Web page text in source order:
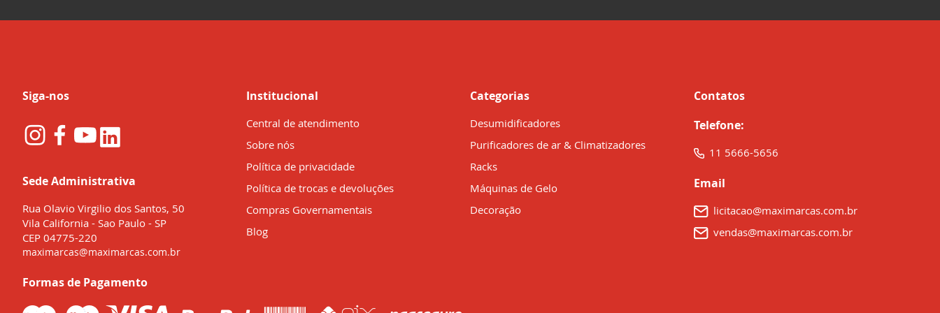
Siga-nos
Sede Administrativa
Rua Olavio Virgilio dos Santos, 50
Vila California - Sao Paulo - SP
CEP 04775-220
maximarcas@maximarcas.com.br
Institucional
Central de atendimento
Sobre nós
Política de privacidade
Política de trocas e devoluções
Compras Governamentais
Blog
Categorias
Desumidificadores
Purificadores de ar & Climatizadores
Racks
Máquinas de Gelo
Decoração
Contatos
Telefone:
11 5666-5656
Email
licitacao@maximarcas.com.br
vendas@maximarcas.com.br
Formas de Pagamento